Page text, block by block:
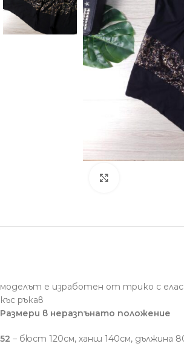
моделът е изработен от трико с
къс ръкав
Размери в неразпънато положение
52 – бюст 120см, ханш 140см, дължина